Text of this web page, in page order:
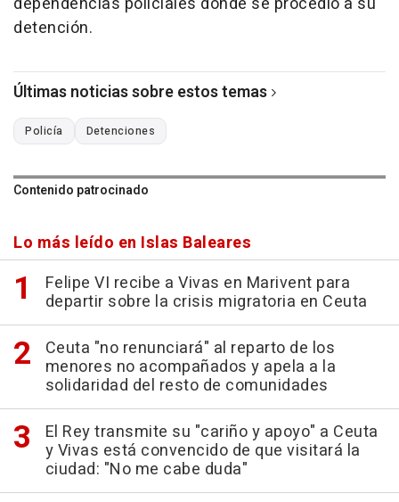
detención.
Últimas noticias sobre estos temas
Policía Detenciones
Contenido patrocinado
Lo más leído en Islas Baleares
Felipe VI recibe a Vivas en Marivent para
departir sobre la crisis migratoria en Ceuta
Ceuta "no renunciará" al reparto de los
menores no acompañados y apela a la
solidaridad del resto de comunidades
El Rey transmite su "cariño y apoyo" a Ceuta
y Vivas está convencido de que visitará la
ciudad: "No me cabe duda"